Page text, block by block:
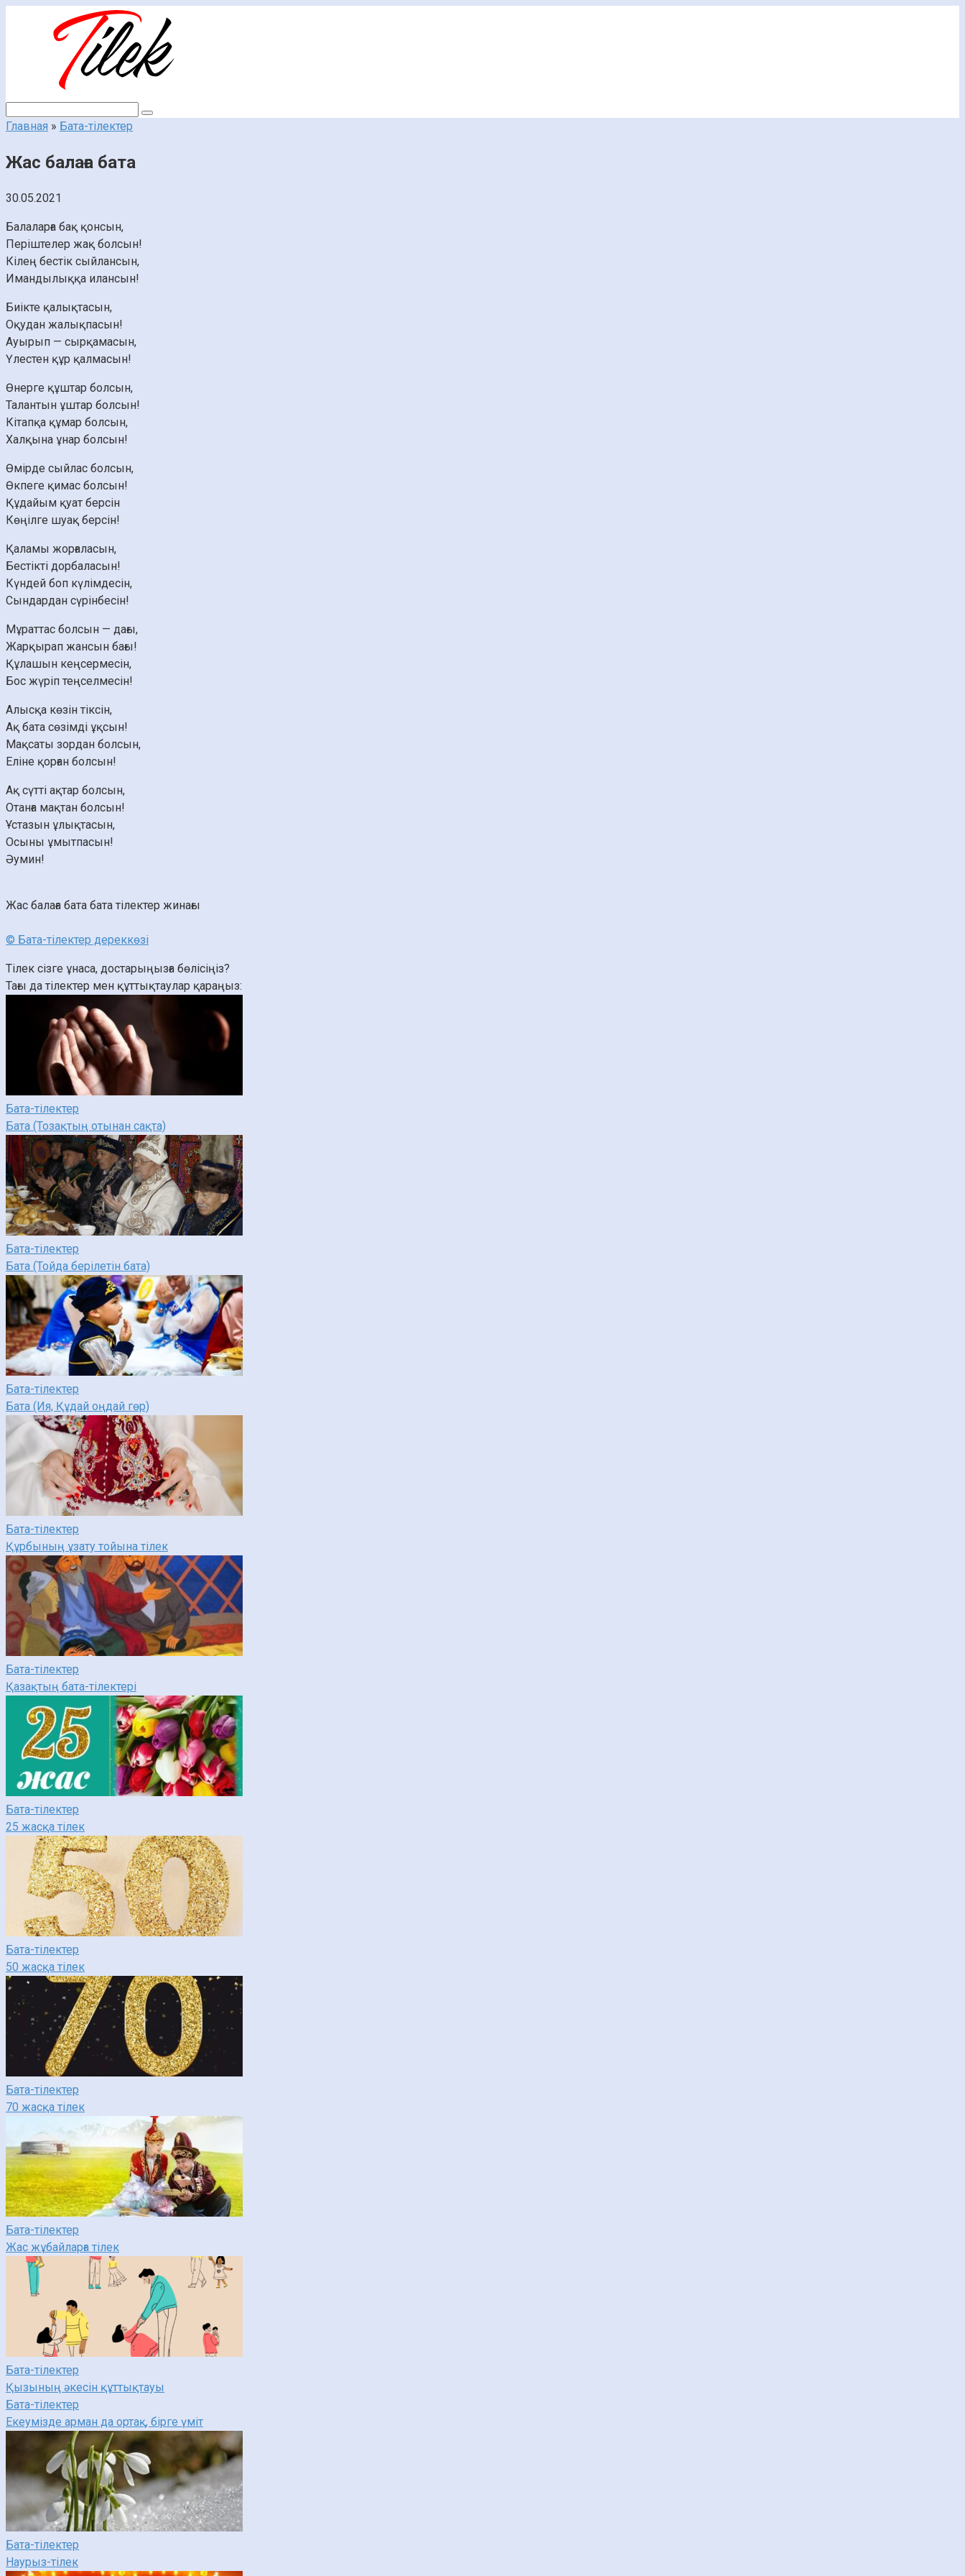
Главная » Бата-тілектер
Жас балаға бата
30.05.2021
Балаларға бақ қонсын,
Періштелер жақ болсын!
Кілең бестік сыйлансын,
Имандылыққа илансын!
Биікте қалықтасын,
Оқудан жалықпасын!
Ауырып — сырқамасын,
Үлестен құр қалмасын!
Өнерге құштар болсын,
Талантын ұштар болсын!
Кітапқа құмар болсын,
Халқына ұнар болсын!
Өмірде сыйлас болсын,
Өкпеге қимас болсын!
Құдайым қуат берсін
Көңілге шуақ берсін!
Қаламы жорғаласын,
Бестікті дорбаласын!
Күндей боп күлімдесін,
Сындардан сүрінбесін!
Мұраттас болсын — дағы,
Жарқырап жансын бағы!
Құлашын кеңсермесін,
Бос жүріп теңселмесін!
Алысқа көзін тіксін,
Ақ бата сөзімді ұқсын!
Мақсаты зордан болсын,
Еліне қорған болсын!
Ақ сүтті ақтар болсын,
Отанға мақтан болсын!
Ұстазын ұлықтасын,
Осыны ұмытпасын!
Әумин!
Жас балаға бата бата тілектер жинағы
© Бата-тілектер дереккөзі
Тілек сізге ұнаса, достарыңызға бөлісіңіз?
Тағы да тілектер мен құттықтаулар қараңыз:
Бата-тілектер
Бата (Тозақтың отынан сақта)
Бата-тілектер
Бата (Тойда берілетін бата)
Бата-тілектер
Бата (Ия, Құдай оңдай гөр)
Бата-тілектер
Құрбының ұзату тойына тілек
Бата-тілектер
Қазақтың бата-тілектері
Бата-тілектер
25 жасқа тілек
Бата-тілектер
50 жасқа тілек
Бата-тілектер
70 жасқа тілек
Бата-тілектер
Жас жұбайларға тілек
Бата-тілектер
Қызының әкесін құттықтауы
Бата-тілектер
Екеумізде арман да ортақ, бірге үміт
Бата-тілектер
Наурыз-тілек